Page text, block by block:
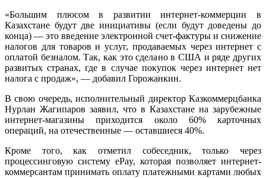
«Большим плюсом в развитии интернет-коммерции в
Казахстане будут две инициативы (если будут доведены до
конца) — это введение электронной счет-фактуры и снижение
налогов для товаров и услуг, продаваемых через интернет с
оплатой безналом. Так, как это сделано в США и ряде других
развитых странах, где в случае покупок через интернет нет
налога с продаж», — добавил Горожанкин.
В свою очередь, исполнительный директор Казкоммерцбанка
Нурлан Жагипаров заявил, что в Казахстане на зарубежные
интернет-магазины приходится около 60% карточных
операций, на отечественные — оставшиеся 40%.
Кроме того, как отметил собеседник, только через
процессинговую систему ePay, которая позволяет интернет-
коммерсантам принимать оплату платежными картами любых